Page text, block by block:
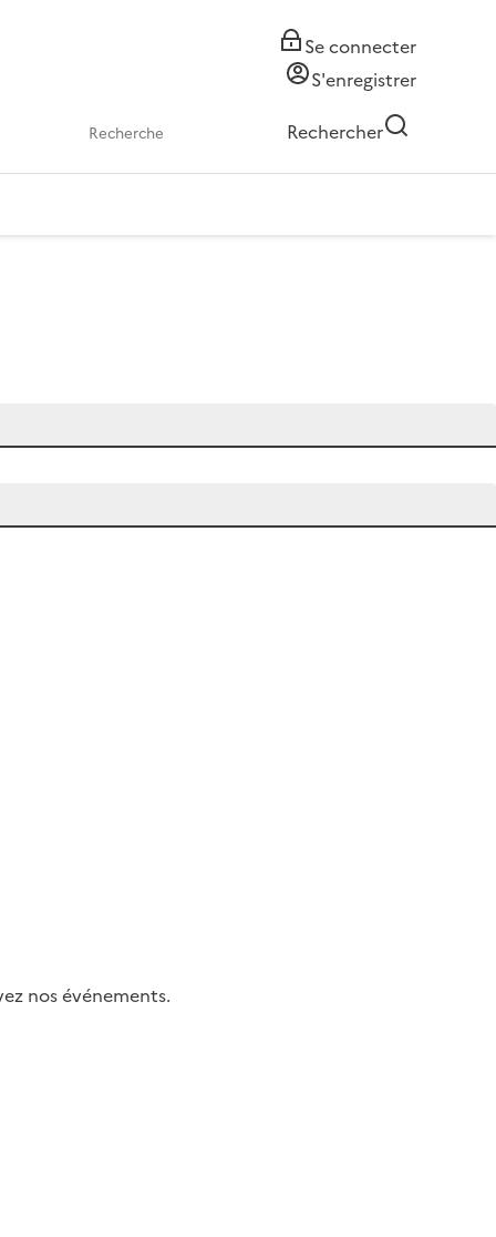
Se connecter
S'enregistrer
Rechercher
nos événements.